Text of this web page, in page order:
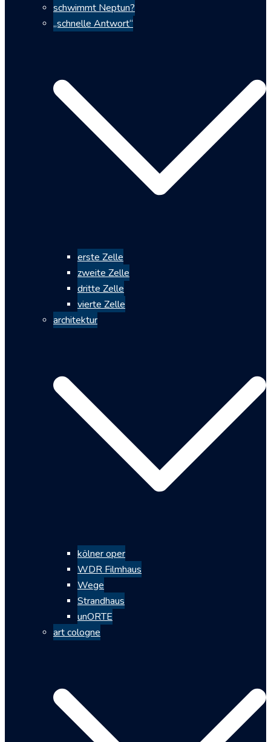
schwimmt Neptun?
„schnelle Antwort“
erste Zelle
zweite Zelle
dritte Zelle
vierte Zelle
architektur
kölner oper
WDR Filmhaus
Wege
Strandhaus
unORTE
art cologne